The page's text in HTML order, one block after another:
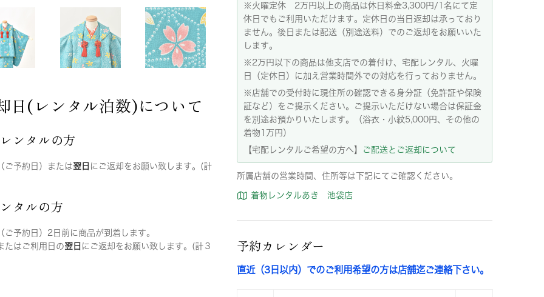
日(レンタル泊数)について
ンタルの方
ご予約日）または翌日 にご返却をお願い致します。(計
タルの方
ご予約日）2日前に商品が到着します。
たはご利用日の翌日 にご返却をお願い致します。(計３
※火曜定休 2万円以上の商品は休日料金3,300円/1名にて定
休日でもご利用いただけます。定休日の当日返却は承っており
ません。後日または配送（別途送料）でのご返却をお願いいた
します。
※2万円以下の商品は他支店での着付け、宅配レンタル、火曜
日（定休日）に加え営業時間外での対応を行っておりません。
※店舗での受付時に現住所の確認できる身分証（免許証や保険
証など）をご提示ください。ご提示いただけない場合は保証金
を別途お預かりいたします。（浴衣・小紋5,000円、その他の
着物1万円）
【宅配レンタルご希望の方へ】
ご配送とご返却について
所属店舗の営業時間、住所等は下記にてご確認ください。
着物レンタルあき 池袋店
予約カレンダー
直近（3日以内）でのご利用希望の方は店舗迄ご連絡下さい。